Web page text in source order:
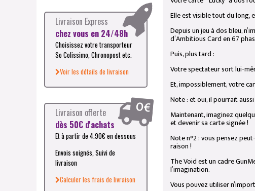
Livraison Express
chez vous en 24/48h
Choisissez votre transporteur
So Colissimo, Chronopost etc.
Voir les détails de livraison
Livraison offerte
dès 50€ d'achats
Et à partir de 4.90€ en dessous
Envois soignés, Suivi de
livraison
Calculer les frais de livraison
Elle est visible tout du long,
Depuis un jeu à dos bleu,
d’Ambitious Card en 67
Puis, plus tard :
Votre spectateur sort lui-
Et, impossiblement, votre
Note : et oui, il pourrait
Maintenant, imaginez
et devenir sa carte signée !
Note n°2 : vous pensez
raison !
The Void est un cadre
l’imagination.
Vous pouvez utiliser